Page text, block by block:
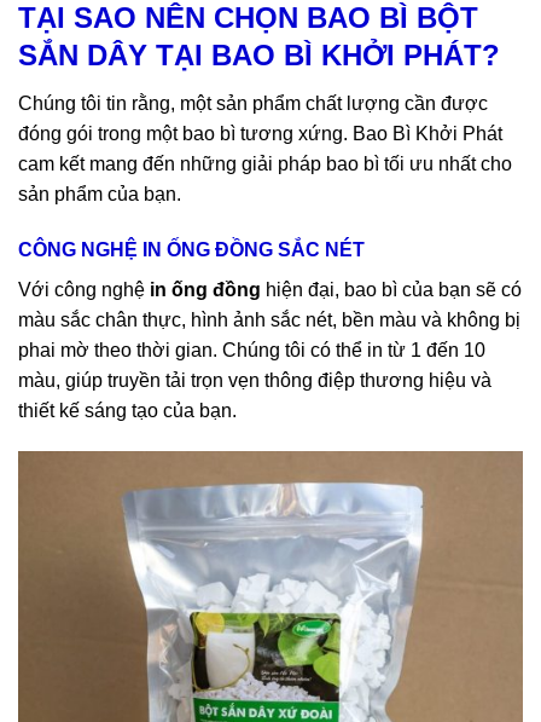
TẠI SAO NÊN CHỌN BAO BÌ BỘT
SẮN DÂY TẠI BAO BÌ KHỞI PHÁT?
Chúng tôi tin rằng, một sản phẩm chất lượng cần được
đóng gói trong một bao bì tương xứng. Bao Bì Khởi Phát
cam kết mang đến những giải pháp bao bì tối ưu nhất cho
sản phẩm của bạn.
CÔNG NGHỆ IN ỐNG ĐỒNG SẮC NÉT
Với công nghệ in ống đồng hiện đại, bao bì của bạn sẽ có
màu sắc chân thực, hình ảnh sắc nét, bền màu và không bị
phai mờ theo thời gian. Chúng tôi có thể in từ 1 đến 10
màu, giúp truyền tải trọn vẹn thông điệp thương hiệu và
thiết kế sáng tạo của bạn.